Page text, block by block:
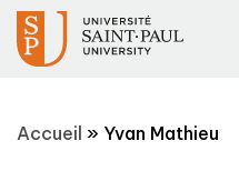
Accueil » Yvan Mathieu